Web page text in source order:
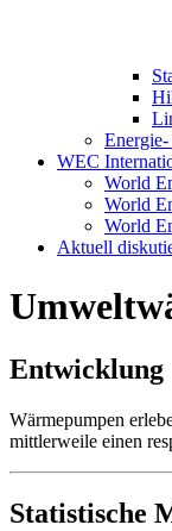
WEC
World
World
World
Aktuell
Entwicklung
Wärmepumpen
mittlerweile einen
Statistische